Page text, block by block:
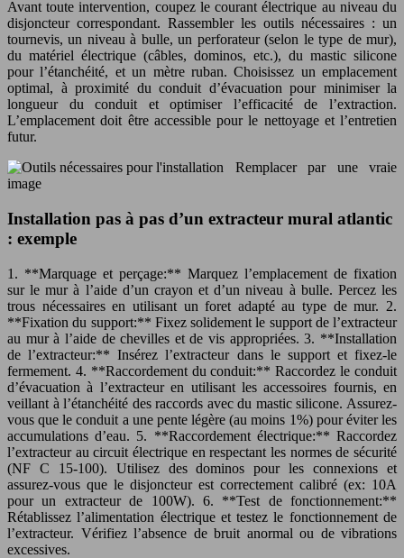
Avant toute intervention, coupez le courant électrique au niveau du
disjoncteur correspondant. Rassembler les outils nécessaires : un
tournevis, un niveau à bulle, un perforateur (selon le type de mur),
du matériel électrique (câbles, dominos, etc.), du mastic silicone
pour l’étanchéité, et un mètre ruban. Choisissez un emplacement
optimal, à proximité du conduit d’évacuation pour minimiser la
longueur du conduit et optimiser l’efficacité de l’extraction.
L’emplacement doit être accessible pour le nettoyage et l’entretien
futur.
Remplacer par une vraie
image
Installation pas à pas d’un extracteur mural atlantic
: exemple
1. **Marquage et perçage:** Marquez l’emplacement de fixation
sur le mur à l’aide d’un crayon et d’un niveau à bulle. Percez les
trous nécessaires en utilisant un foret adapté au type de mur. 2.
**Fixation du support:** Fixez solidement le support de l’extracteur
au mur à l’aide de chevilles et de vis appropriées. 3. **Installation
de l’extracteur:** Insérez l’extracteur dans le support et fixez-le
fermement. 4. **Raccordement du conduit:** Raccordez le conduit
d’évacuation à l’extracteur en utilisant les accessoires fournis, en
veillant à l’étanchéité des raccords avec du mastic silicone. Assurez-
vous que le conduit a une pente légère (au moins 1%) pour éviter les
accumulations d’eau. 5. **Raccordement électrique:** Raccordez
l’extracteur au circuit électrique en respectant les normes de sécurité
(NF C 15-100). Utilisez des dominos pour les connexions et
assurez-vous que le disjoncteur est correctement calibré (ex: 10A
pour un extracteur de 100W). 6. **Test de fonctionnement:**
Rétablissez l’alimentation électrique et testez le fonctionnement de
l’extracteur. Vérifiez l’absence de bruit anormal ou de vibrations
excessives.